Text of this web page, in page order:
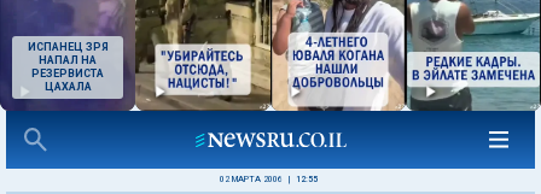
ИСПАНЕЦ ЗРЯ
НАПАЛ НА
РЕЗЕРВИСТА
ЦАХАЛА
02 МАРТА 2006 12:55